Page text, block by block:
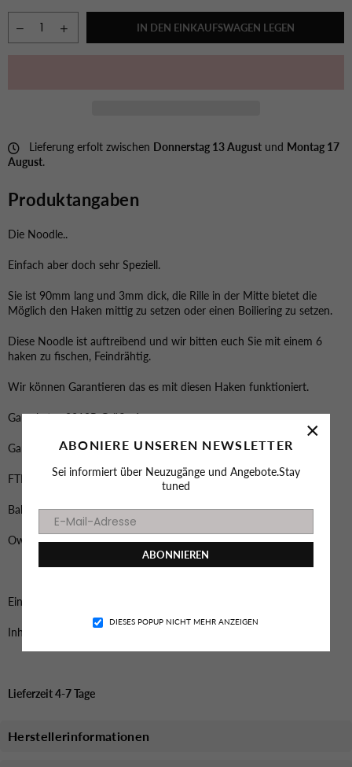
ABONIERE UNSEREN NEWSLETTER
Sei informiert über Neuzugänge und Angebote.Stay
tuned
ABONNIEREN
DIESES POPUP NICHT MEHR ANZEIGEN
×
IN DEN EINKAUFSWAGEN LEGEN
Lieferung erfolt zwischen Donnerstag 13 August und Montag 17
August.
Produktangaben
Die Noodle..
Einfach aber doch sehr Speziell.
Sie ist 90mm lang und 3mm dick, die Rille in der Mitte bietet die
Möglich den Haken mittig zu setzen oder einen Boiliering zu setzen.
Diese Noodle ist auftreibend und wir bitten euch Sie mit einem 6
haken zu fischen, Feindrähtig.
Wir können Garantieren das es mit diesen Haken funktioniert.
Gamakatsu 2210R Größe 6
Gamakatsu 3610N Größe 6
FTM BH Größe 6
Balzer 178100 006
Owner RL-1782B
Eine Waffe am Forellensee.
Inhalt 14 stk.
Lieferzeit 4-7 Tage
Herstellerinformationen